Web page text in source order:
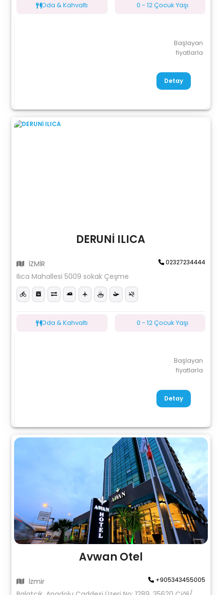
Oda & Kahvaltı 0 - 12 Çocuk Yaşı
Başlayan
fiyatlarla
Detay
DERUNİ ILICA
İZMİR 02327234444
Ilıca Mahallesi 5009 sokak Çeşme
Oda & Kahvaltı 0 - 12 Çocuk Yaşı
Başlayan
fiyatlarla
Detay
Avwan Otel
İzmir +905343455005